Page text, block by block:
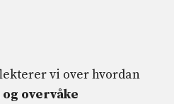
vi over hvordan
overvåke